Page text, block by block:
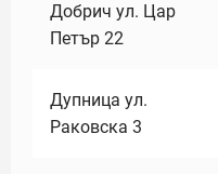
Добрич ул. Цар
Петър 22
Дупница ул.
Раковска 3